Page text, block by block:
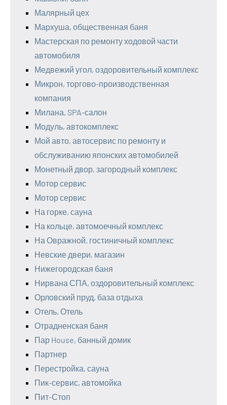
Малярный цех
Мархуша, общественная баня
Мастерская по ремонту ходовой части
автомобиля
Медвежий угол, оздоровительный комплекс
Микрон, торгово-производственная
компания
Милана, SPA-салон
Модуль, автокомплекс
Мой авто, автосервис по ремонту и
обслуживанию японских автомобилей
Монетный двор, загородный комплекс
Мотор сервис
Мотор сервис
На горке, сауна
На кольце, автомоечный комплекс
На Овражной, гостиничный комплекс
Невские двери, магазин
Нижегородская баня
Нирвана СПА, оздоровительный комплекс
Орловский пруд, база отдыха
Отель, Отель
Отрадненская баня
Пар House, банный домик
Партнер
Перестройка, сауна
Пик-сервис, автомойка
Пит-Стоп